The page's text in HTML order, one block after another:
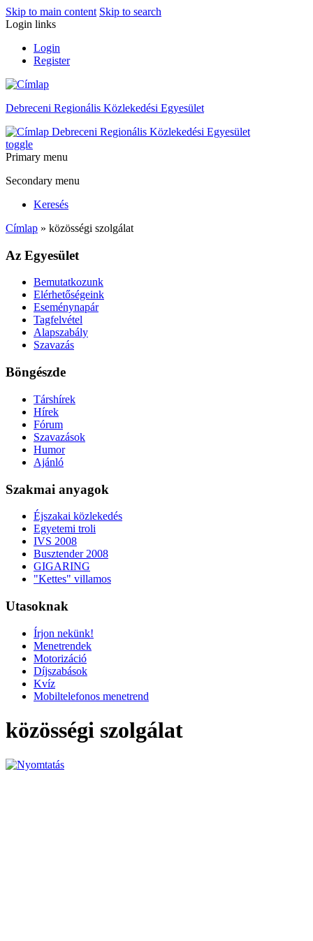
Skip to main content Skip to search
Login links
Login
Register
Debreceni Regionális Közlekedési Egyesület
Debreceni Regionális Közlekedési Egyesület
toggle
Primary menu
Secondary menu
Keresés
Címlap » közösségi szolgálat
Az Egyesület
Bemutatkozunk
Elérhetőségeink
Eseménynapár
Tagfelvétel
Alapszabály
Szavazás
Böngészde
Társhírek
Hírek
Fórum
Szavazások
Humor
Ajánló
Szakmai anyagok
Éjszakai közlekedés
Egyetemi troli
IVS 2008
Busztender 2008
GIGARING
"Kettes" villamos
Utasoknak
Írjon nekünk!
Menetrendek
Motorizáció
Díjszabások
Kvíz
Mobiltelefonos menetrend
közösségi szolgálat